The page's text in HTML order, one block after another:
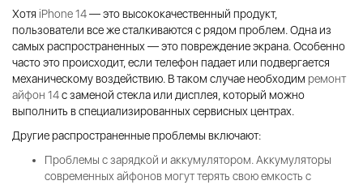
Хотя iPhone 14— это высококачественный продукт,
пользователи все же сталкиваются с рядом проблем. Одна из
самых распространенных — это повреждение экрана. Особенно
часто это происходит, если телефон падает или подвергается
механическому воздействию. В таком случае необходим ремонт
айфон 14с заменой стекла или дисплея, который можно
выполнить в специализированных сервисных центрах.
Другие распространенные проблемы включают:
Проблемы с зарядкой и аккумулятором. Аккумуляторы
современных айфонов могут терять свою емкость с